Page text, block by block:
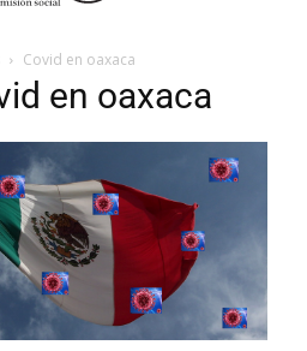
Covid en oaxaca
en oaxaca